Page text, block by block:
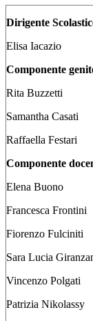
Dirigente
Elisa Iacazio
Componente
Rita Buzzetti
Samantha Casati
Raffaella Festari
Componente
Elena Buono
Francesca Frontini
Fiorenzo Fulciniti
Sara Lucia
Vincenzo Polgati
Patrizia Nikolassy